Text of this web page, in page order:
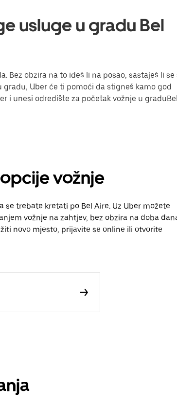
usluge u gradu Bel
Bez obzira na to ideš li na posao, sastaješ li se
Uber će ti pomoći da stigneš kamo god
i unesi odredište za početak vožnje u
vožnje
trebate kretati po Bel Aire. Uz Uber možete
vožnje na zahtjev, bez obzira na doba
novo mjesto, prijavite se online ili otvorite